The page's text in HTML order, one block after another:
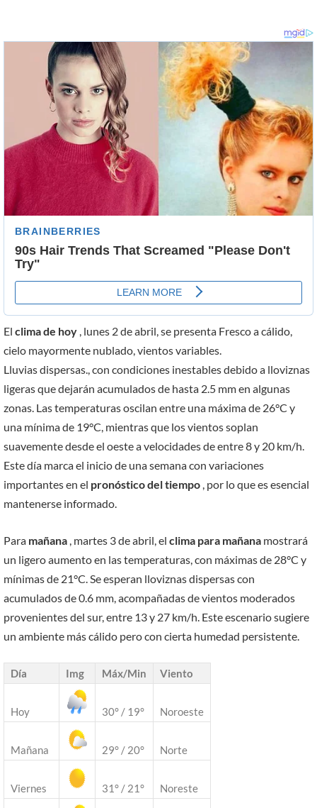
El clima de hoy , lunes 2 de abril, se presenta Fresco a cálido,
cielo mayormente nublado, vientos variables.
Lluvias dispersas., con condiciones inestables debido a lloviznas
ligeras que dejarán acumulados de hasta 2.5 mm en algunas
zonas. Las temperaturas oscilan entre una máxima de 26°C y
una mínima de 19°C, mientras que los vientos soplan
suavemente desde el oeste a velocidades de entre 8 y 20 km/h.
Este día marca el inicio de una semana con variaciones
importantes en el pronóstico del tiempo , por lo que es esencial
mantenerse informado.
Para mañana , martes 3 de abril, el clima para mañana mostrará
un ligero aumento en las temperaturas, con máximas de 28°C y
mínimas de 21°C. Se esperan lloviznas dispersas con
acumulados de 0.6 mm, acompañadas de vientos moderados
provenientes del sur, entre 13 y 27 km/h. Este escenario sugiere
un ambiente más cálido pero con cierta humedad persistente.
Día Img Máx/Min Viento
Hoy 30° / 19° Noroeste
Mañana 29° / 20° Norte
Viernes 31° / 21° Noreste